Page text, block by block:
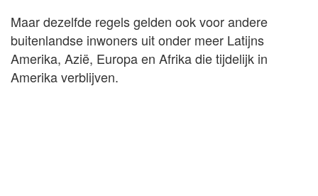
Maar dezelfde regels gelden ook voor andere
buitenlandse inwoners uit onder meer Latijns
Amerika, Azië, Europa en Afrika die tijdelijk in
Amerika verblijven.